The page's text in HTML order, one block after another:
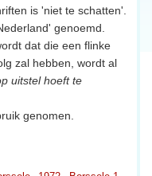
is 'niet te schatten'.
genoemd.
dat die een flinke
zal hebben, wordt al
uitstel hoeft te
genomen.